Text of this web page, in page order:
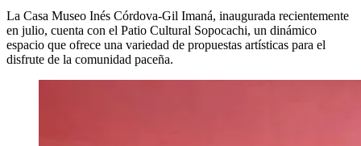
La Casa Museo Inés Córdova-Gil Imaná, inaugurada recientemente
en julio, cuenta con el Patio Cultural Sopocachi, un dinámico
espacio que ofrece una variedad de propuestas artísticas para el
disfrute de la comunidad paceña.